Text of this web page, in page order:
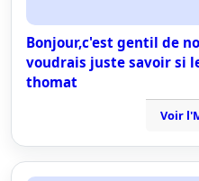
Bonjour,c'est gentil de
voudrais juste savoir si
thomat
Voir